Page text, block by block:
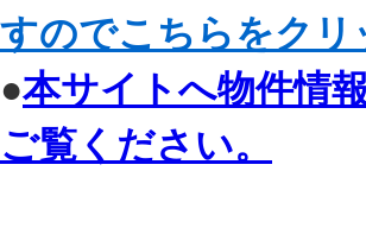
すのでこちらをク
●本サイトへ物件情
ご覧ください。